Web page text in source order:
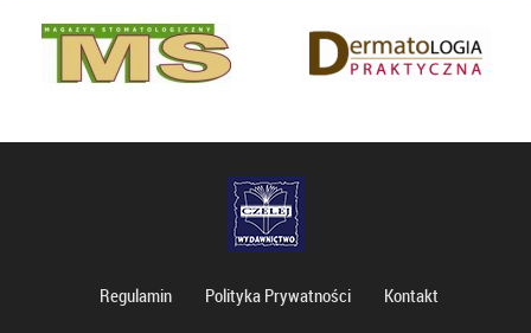
Regulamin Polityka Prywatności Kontakt